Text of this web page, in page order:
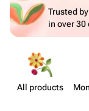
Trusted
in over
All products